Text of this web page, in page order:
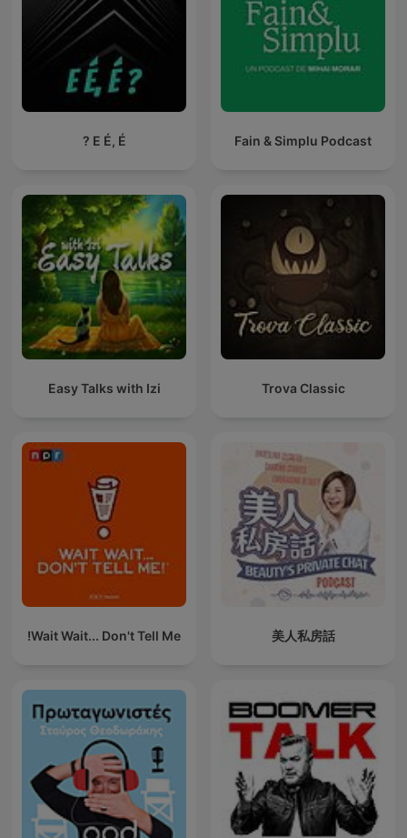
Fain & Simplu Podcast
E É, É ?
Trova Classic
Easy Talks with Izi
美人私房話
Wait Wait... Don't Tell Me!